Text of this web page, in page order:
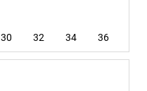
30 32 34 36